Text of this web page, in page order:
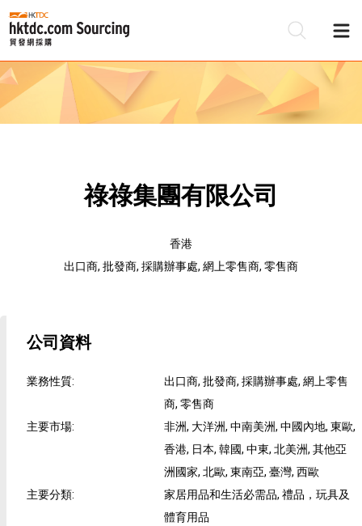
祿祿集團有限公司
香港
出口商, 批發商, 採購辦事處, 網上零售商, 零售商
公司資料
業務性質:
出口商, 批發商, 採購辦事處, 網上零售
商, 零售商
主要市場:
非洲, 大洋洲, 中南美洲, 中國內地, 東歐,
香港, 日本, 韓國, 中東, 北美洲, 其他亞
洲國家, 北歐, 東南亞, 臺灣, 西歐
主要分類:
家居用品和生活必需品, 禮品，玩具及
體育用品